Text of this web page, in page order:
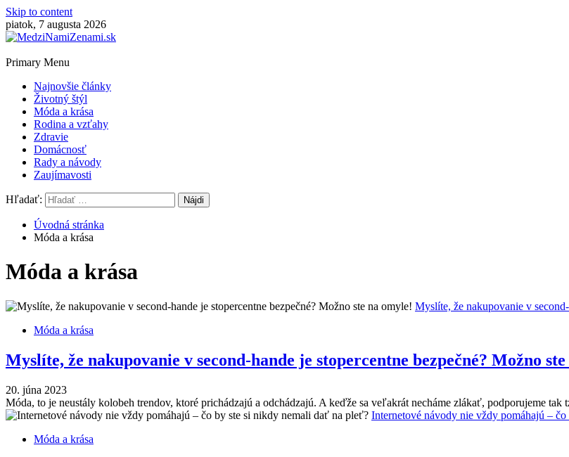
Skip to content
piatok, 7 augusta 2026
Primary Menu
Najnovšie články
Životný štýl
Móda a krása
Rodina a vzťahy
Zdravie
Domácnosť
Rady a návody
Zaujímavosti
Hľadať:
Úvodná stránka
Móda a krása
Móda a krása
Myslíte, že nakupovanie v
Móda a krása
Myslíte, že nakupovanie v second-hande je stopercentne bezpečné? Možno
20. júna 2023
Móda, to je neustály kolobeh trendov, ktoré prichádzajú a odchádzajú. A keďže sa veľakrát necháme zlákať, podporujeme tak
Internetové návody nie vždy pomáhajú –
Móda a krása